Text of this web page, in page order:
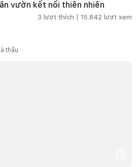
vườn kết nối thiên nhiên
3 lượt thích | 15.842 lượt xem
thầu